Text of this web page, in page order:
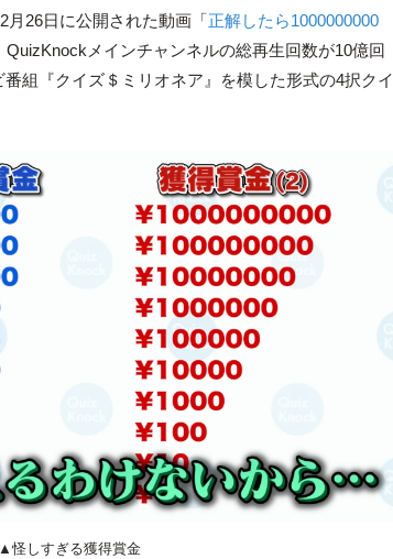
月26日に公開された動画「正解したら1000000000
QuizKnockメインチャンネルの総再生回数が10億回
組『クイズ＄ミリオネア』を模した形式の4択クイ
▲怪しすぎる獲得賞金